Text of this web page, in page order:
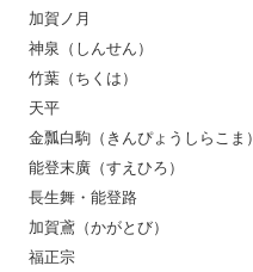
加賀ノ月
神泉（しんせん）
竹葉（ちくは）
天平
金瓢白駒（きんぴょうしらこま）
能登末廣（すえひろ）
長生舞・能登路
加賀鳶（かがとび）
福正宗